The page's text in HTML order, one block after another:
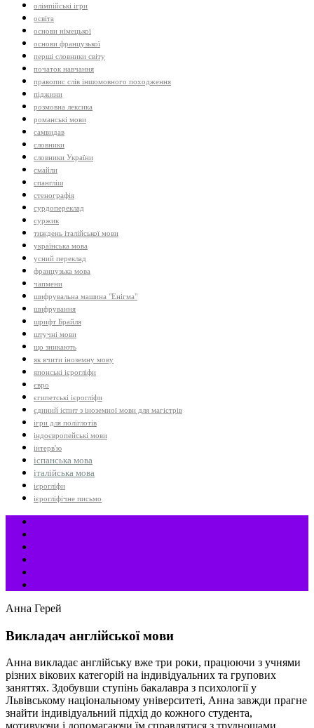
олімпійські ігри
освіта
основи німецької
основи французької
перші словники світу
початок навчання
правопис слів іншомовного походження
піджини
розмовна лексика
романські мови
самвидав
словники
словники України
смайли
спангліш
стенографія
сурдопереклад
суржик
тиждень італійської мови
українська мова
усний переклад
французька мова
чапмени
шифрувальна машина "Енігма"
шифрування
шрифт Брайля
штучні мови
що зникають
як вчити іноземну мову
японські ієрогліфи
євро
єгипетські ієрогліфи
єдиний іспит з іноземної мови для магістрів
ігри для поліглотів
індоєвропейські мови
інтерв'ю
іспанська мова
італійська мова
ієрогліфи
ієрогліфічне письмо
Анна Герей
Викладач англійської мови
Анна викладає англійську вже три роки, працюючи з учнями
різних вікових категорій на індивідуальних та групових
заняттях. Здобувши ступінь бакалавра з психології у
Львівському національному університеті, Анна завжди прагне
знайти індивідуальний підхід до кожного студента,